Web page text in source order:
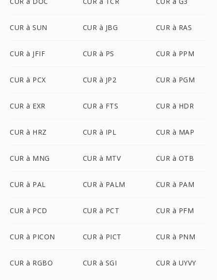
CUR à SUN CUR à JBG CUR à RAS
CUR à JFIF CUR à PS CUR à PPM
CUR à PCX CUR à JP2 CUR à PGM
CUR à EXR CUR à FTS CUR à HDR
CUR à HRZ CUR à IPL CUR à MAP
CUR à MNG CUR à MTV CUR à OTB
CUR à PAL CUR à PALM CUR à PAM
CUR à PCD CUR à PCT CUR à PFM
CUR à PICON CUR à PICT CUR à PNM
CUR à RGBO CUR à SGI CUR à UYVY